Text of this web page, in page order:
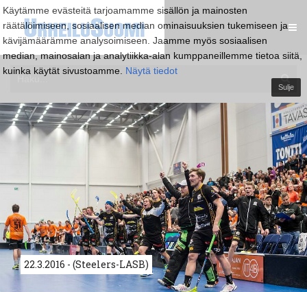
Käytämme evästeitä tarjoamamme sisällön ja mainosten
räätälöimiseen, sosiaalisen median ominaisuuksien tukemiseen ja
kävijämäärämme analysoimiseen. Jaamme myös sosiaalisen
median, mainosalan ja analytiikka-alan kumppaneillemme tietoa siitä,
kuinka käytät sivustoamme. Näytä tiedot
Sulje
22.3.2016 - (Steelers-LASB)